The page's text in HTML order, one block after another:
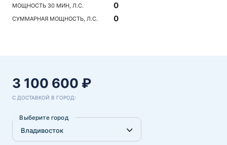
МОЩНОСТЬ 30 МИН, Л.С. 0
СУММАРНАЯ МОЩНОСТЬ, Л.С. 0
3 100 600 ₽
С ДОСТАВКОЙ В ГОРОД:
Выберите город